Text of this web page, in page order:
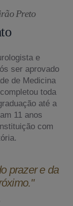
Preto
e
ser aprovado
de Medicina
toda
até a
11 anos
com
prazer e da